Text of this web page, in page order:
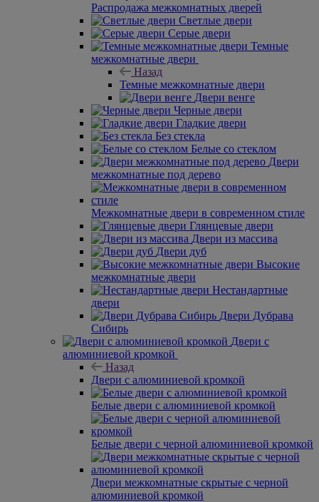
Распродажа межкомнатных дверей
Светлые двери
Серые двери
Темные
межкомнатные двери
Назад
Темные межкомнатные двери
Двери венге
Черные двери
Гладкие двери
Без стекла
Белые со стеклом
Двери
межкомнатные под дерево
Межкомнатные двери в современном стиле
Глянцевые двери
Двери из массива
Двери дуб
Высокие
межкомнатные двери
Нестандартные
двери
Двери Дубрава
Сибирь
Двери с
алюминиевой кромкой
Назад
Двери с алюминиевой кромкой
Белые двери с алюминиевой кромкой
Белые двери с черной алюминиевой кромкой
Двери межкомнатные скрытые с черной
алюминиевой кромкой